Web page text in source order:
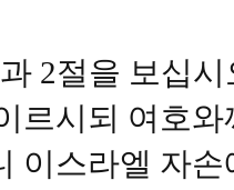
2절을 보십
르시되 여호
이스라엘 자